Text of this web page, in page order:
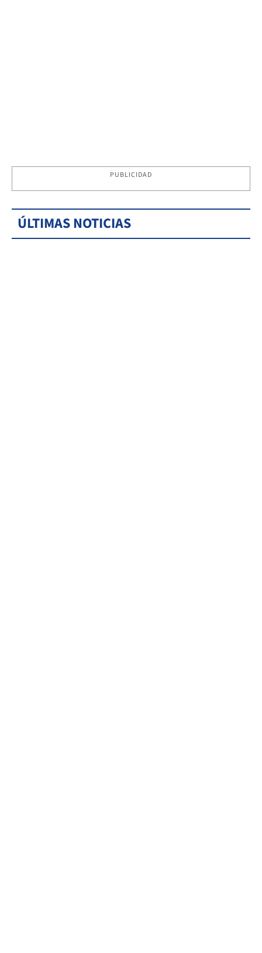
PUBLICIDAD
ÚLTIMAS NOTICIAS